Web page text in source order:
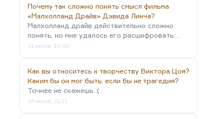
Почему так сложно понять смысл фильма
«Малхолланд Драйв» Дэвида Линча?
Малхолланд драйв действительно сложно
понять, но мне удалось его расшифровать:…
31 июля, 14:05
Как вы относитесь к творчеству Виктора Цоя?
Каким бы он мог быть, если бы не трагедия?
Точнее не скажешь :(
16 июля, 21:11